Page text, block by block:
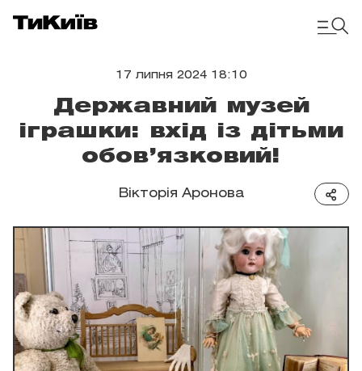
17 липня 2024 18:10
Державний музей
іграшки: вхід із дітьми
обов’язковий!
Вікторія Аронова